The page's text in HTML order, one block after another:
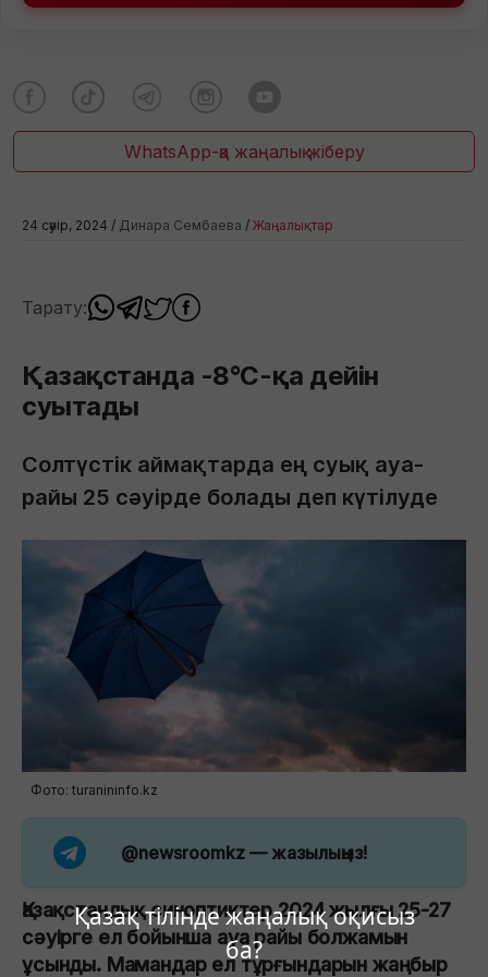
Қазақ тілінде жаңалық оқисыз
ба?
WhatsApp-қа жаңалық жіберу
24 сәуір, 2024 / Динара Сембаева / Жаңалықтар
Тарату:
Қазақстанда -8°C-қа дейін
суытады
Солтүстік аймақтарда ең суық ауа-
райы 25 сәуірде болады деп күтілуде
Фото: turanininfo.kz
@newsroomkz — жазылыңыз!
Қазақстандық синоптиктер 2024 жылғы 25-27
сәуірге ел бойынша ауа райы болжамын
ұсынды. Мамандар ел тұрғындарын жаңбыр